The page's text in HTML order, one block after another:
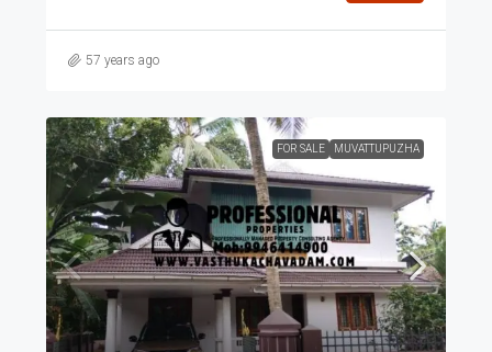
57 years ago
FOR SALE MUVATTUPUZHA